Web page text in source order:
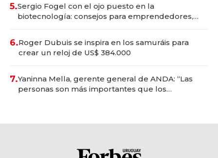
5.Sergio Fogel con el ojo puesto en la
biotecnología: consejos para emprendedores,
6.Roger Dubuis se inspira en los samuráis para
crear un reloj de US$ 384.000
7.Yaninna Mella, gerente general de ANDA: “Las
personas son más importantes que los